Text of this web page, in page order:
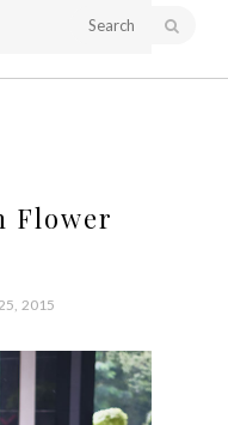
Flower
2015